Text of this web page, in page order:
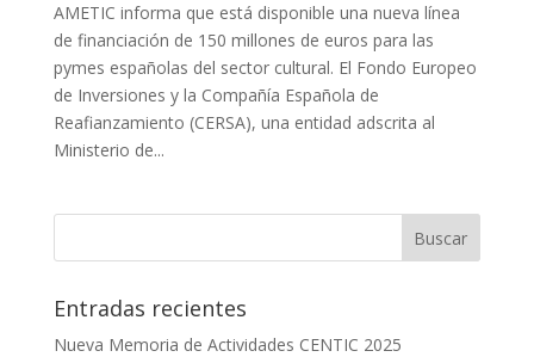
AMETIC informa que está disponible una nueva línea
de financiación de 150 millones de euros para las
pymes españolas del sector cultural. El Fondo Europeo
de Inversiones y la Compañía Española de
Reafianzamiento (CERSA), una entidad adscrita al
Ministerio de...
Entradas recientes
Nueva Memoria de Actividades CENTIC 2025